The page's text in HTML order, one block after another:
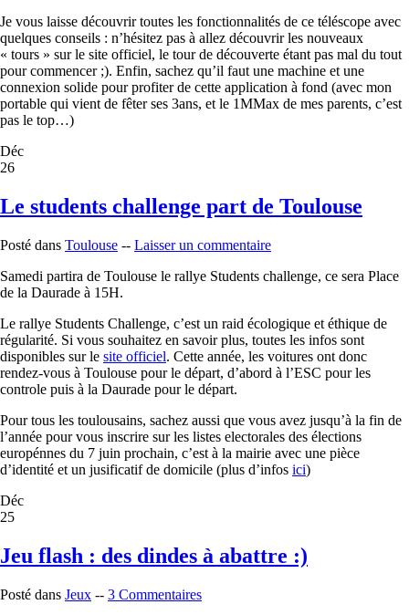
Je vous laisse découvrir toutes les fonctionnalités de ce téléscope avec
quelques conseils : n’hésitez pas à allez découvrir les nouveaux
« tours » sur le site officiel, le tour de découverte étant pas mal du tout
pour commencer ;). Enfin, sachez qu’il faut une machine et une
connexion solide pour profiter de cette application à fond (avec mon
portable qui vient de fêter ses 3ans, et le 1MMax de mes parents, c’est
pas le top…)
Déc
26
Le students challenge part de Toulouse
Posté dans Toulouse -- Laisser un commentaire
Samedi partira de Toulouse le rallye Students challenge, ce sera Place
de la Daurade à 15H.
Le rallye Students Challenge, c’est un raid écologique et éthique de
régularité. Si vous souhaitez en savoir plus, toutes les infos sont
disponibles sur le site officiel. Cette année, les voitures ont donc
rendez-vous à Toulouse pour le départ, d’abord à l’ESC pour les
controle puis à la Daurade pour le départ.
Pour tous les toulousains, sachez aussi que vous avez jusqu’à la fin de
l’année pour vous inscrire sur les listes electorales des élections
europénnes du 7 juin prochain, c’est à la mairie avec une pièce
d’identité et un jusificatif de domicile (plus d’infos ici)
Déc
25
Jeu flash : des dindes à abattre :)
Posté dans Jeux -- 3 Commentaires